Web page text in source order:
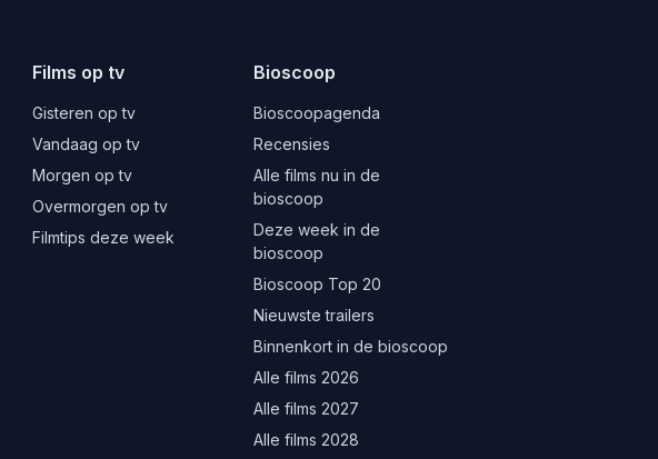
Films op tv
Gisteren op tv
Vandaag op tv
Morgen op tv
Overmorgen op tv
Filmtips deze week
Bioscoop
Bioscoopagenda
Recensies
Alle films nu in de
bioscoop
Deze week in de
bioscoop
Bioscoop Top 20
Nieuwste trailers
Binnenkort in de bioscoop
Alle films 2026
Alle films 2027
Alle films 2028